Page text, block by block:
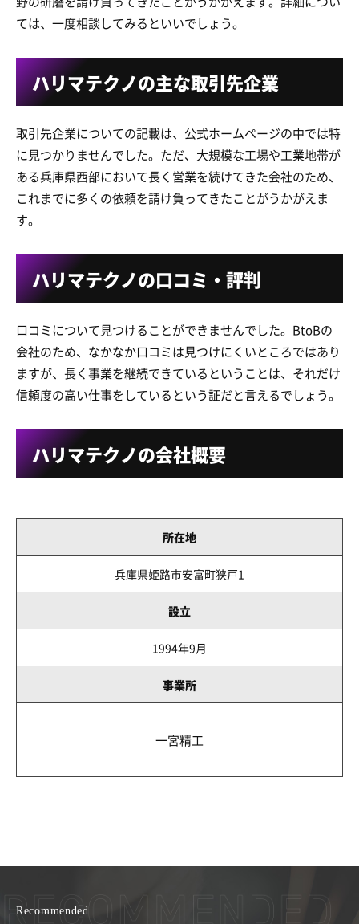
ては、一度相談してみるといいでしょう。
ハリマテクノの主な取引先企業
取引先企業についての記載は、公式ホームページの中では特
に見つかりませんでした。ただ、大規模な工場や工業地帯が
ある兵庫県西部において長く営業を続けてきた会社のため、
これまでに多くの依頼を請け負ってきたことがうかがえま
す。
ハリマテクノの口コミ・評判
口コミについて見つけることができませんでした。BtoBの
会社のため、なかなか口コミは見つけにくいところではあり
ますが、長く事業を継続できているということは、それだけ
信頼度の高い仕事をしているという証だと言えるでしょう。
ハリマテクノの会社概要
所在地
兵庫県姫路市安富町狭戸1
設立
1994年9月
事業所
一宮精工
Recommended